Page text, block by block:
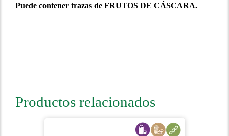
Puede contener trazas de FRUTOS DE CÁSCARA.
Productos relacionados